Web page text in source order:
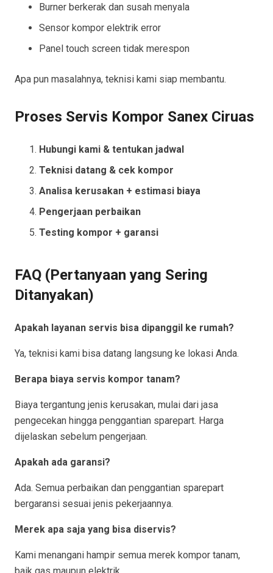
Burner berkerak dan susah menyala
Sensor kompor elektrik error
Panel touch screen tidak merespon
Apa pun masalahnya, teknisi kami siap membantu.
Proses Servis Kompor Sanex Ciruas
Hubungi kami & tentukan jadwal
Teknisi datang & cek kompor
Analisa kerusakan + estimasi biaya
Pengerjaan perbaikan
Testing kompor + garansi
FAQ (Pertanyaan yang Sering
Ditanyakan)
Apakah layanan servis bisa dipanggil ke rumah?
Ya, teknisi kami bisa datang langsung ke lokasi Anda.
Berapa biaya servis kompor tanam?
Biaya tergantung jenis kerusakan, mulai dari jasa
pengecekan hingga penggantian sparepart. Harga
dijelaskan sebelum pengerjaan.
Apakah ada garansi?
Ada. Semua perbaikan dan penggantian sparepart
bergaransi sesuai jenis pekerjaannya.
Merek apa saja yang bisa diservis?
Kami menangani hampir semua merek kompor tanam,